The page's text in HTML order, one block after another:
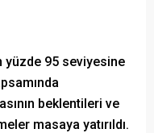
yüzde 95 seviyesine
beklentileri ve
masaya yatırıldı.